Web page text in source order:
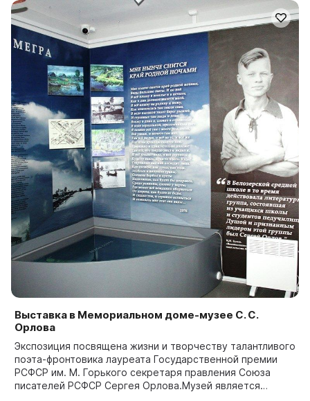
Выставка в Мемориальном доме-музее С. С.
Орлова
Экспозиция посвящена жизни и творчеству талантливого
поэта-фронтовика лауреата Государственной премии
РСФСР им. М. Горького секретаря правления Союза
писателей РСФСР Сергея Орлова.Музей является